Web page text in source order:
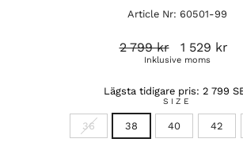
Article Nr: 60501-99
Ordinarie
2 799 kr Reapris
1 529 kr
Inklusive moms
Lägsta tidigare pris: 2 799
SIZE
36 38 40 42